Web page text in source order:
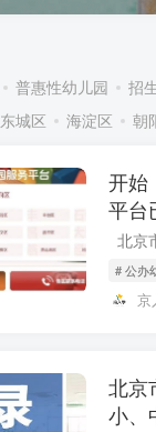
普惠性幼儿园 招
东城区 海淀区 朝
开始
平台
# 公办
京
北京
小、